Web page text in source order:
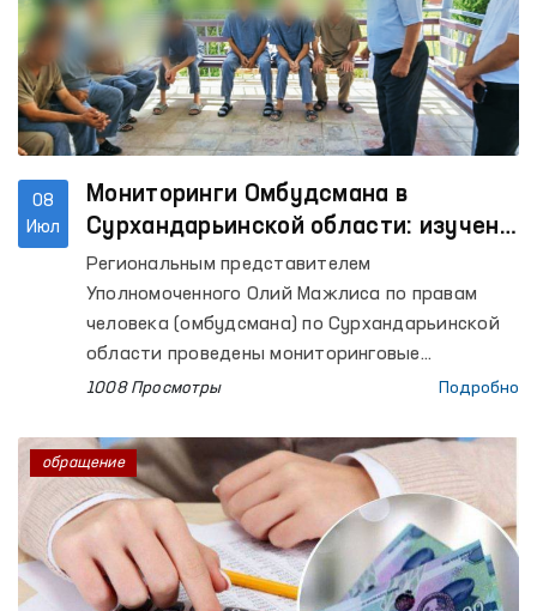
08
Июл
Мониторинги Омбудсмана в
Сурхандарьинской области: изучено
исполнение ранее данных
рекомендаций
Региональным представителем
Уполномоченного Олий Мажлиса по правам
человека (омбудсмана) по Сурхандарьинской
области проведены мониторинговые
посещения изоляторов временного
Джаркурганского района, Специального
приёмника для лиц, подвергнутых
административному аресту УВД
Сурхандарьинской области (Специальный
приёмник), Центра реабилитации для лиц без
определённого места жительства,
1008 Просмотры Подробно
обращение